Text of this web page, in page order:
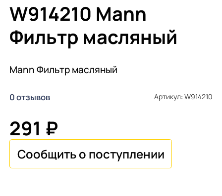
W914210 Mann
Фильтр масляный
Mann Фильтр масляный
0 отзывов Артикул: W914210
291 ₽